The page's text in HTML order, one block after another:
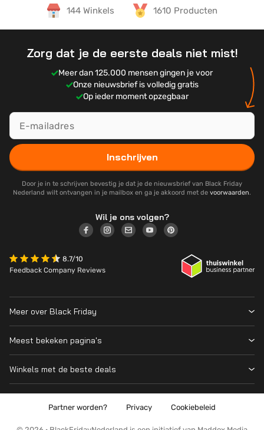
144 Winkels 1610 Producten
Zorg dat je de eerste deals niet mist!
Meer dan 125.000 mensen gingen je voor
Onze nieuwsbrief is volledig gratis
Op ieder moment opzegbaar
Inschrijven
Door je in te schrijven bevestig je dat je de nieuwsbrief van Black Friday
Nederland wilt ontvangen in je mailbox en ga je akkoord met de voorwaarden.
Wil je ons volgen?
8.7/10
Feedback Company Reviews
Meer over Black Friday
Wanneer is Black Friday?
Cyber Monday 2026
Over ons
Meest bekeken pagina's
Prijsvergelijker
PS5
Winkels met de beste deals
Partner worden? Privacy Cookiebeleid